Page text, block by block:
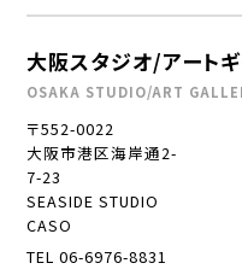
大阪スタジオ/アート
OSAKA STUDIO/ART
〒552-0022
大阪市港区海岸通2-
7-23
SEASIDE STUDIO
CASO
TEL 06-6976-8831